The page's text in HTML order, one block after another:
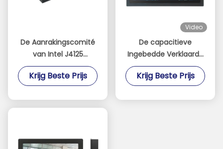
De Aanrakingscomité
van Intel J4125
Ingebedde PC met
1280*1024-Resolutie
Krijg Beste Prijs
Video
De capacitieve
Ingebedde Verklaarde
1920*1080 Resolutie
van Touch screenpc
Krijg Beste Prijs